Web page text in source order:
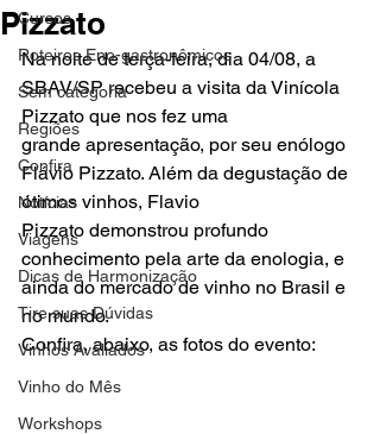
Cursos
Roteiros Eno-gastronômicos
Sem categoria
Regiões
Confira
Notícias
Viagens
Dicas de Harmonização
Tire suas Dúvidas
Vinhos Avaliados
Vinho do Mês
Workshops
Pizzato
Na noite de terça-feira, dia 04/08, a
SBAV/SP recebeu a visita da Vinícola
Pizzato que nos fez uma
grande apresentação, por seu enólogo
Flávio Pizzato. Além da degustação de
ótimos vinhos, Flavio
Pizzato demonstrou profundo
conhecimento pela arte da enologia, e
ainda do mercado de vinho no Brasil e
no mundo.
Confira, abaixo, as fotos do evento: